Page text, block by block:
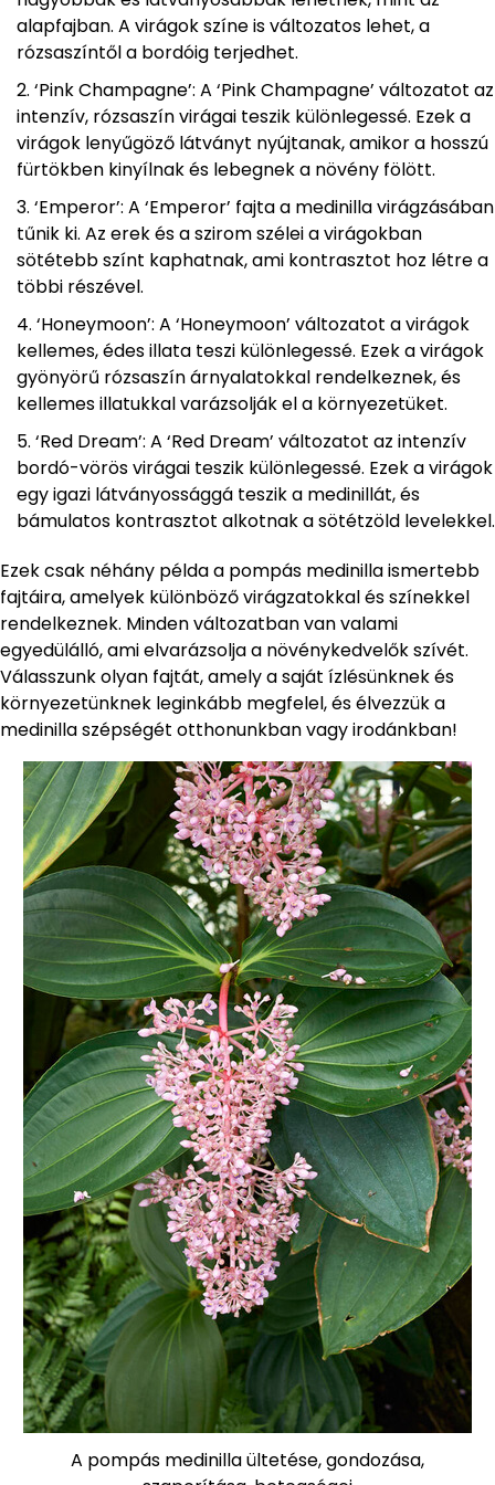
alapfajban. A virágok színe is változatos lehet, a
rózsaszíntől a bordóig terjedhet.
‘Pink Champagne’: A ‘Pink Champagne’ változatot az
intenzív, rózsaszín virágai teszik különlegessé. Ezek a
virágok lenyűgöző látványt nyújtanak, amikor a hosszú
fürtökben kinyílnak és lebegnek a növény fölött.
‘Emperor’: A ‘Emperor’ fajta a medinilla virágzásában
tűnik ki. Az erek és a szirom szélei a virágokban
sötétebb színt kaphatnak, ami kontrasztot hoz létre a
többi részével.
‘Honeymoon’: A ‘Honeymoon’ változatot a virágok
kellemes, édes illata teszi különlegessé. Ezek a virágok
gyönyörű rózsaszín árnyalatokkal rendelkeznek, és
kellemes illatukkal varázsolják el a környezetüket.
‘Red Dream’: A ‘Red Dream’ változatot az intenzív
bordó-vörös virágai teszik különlegessé. Ezek a virágok
egy igazi látványossággá teszik a medinillát, és
bámulatos kontrasztot alkotnak a sötétzöld levelekkel.
Ezek csak néhány példa a pompás medinilla ismertebb
fajtáira, amelyek különböző virágzatokkal és színekkel
rendelkeznek. Minden változatban van valami
egyedülálló, ami elvarázsolja a növénykedvelők szívét.
Válasszunk olyan fajtát, amely a saját ízlésünknek és
környezetünknek leginkább megfelel, és élvezzük a
medinilla szépségét otthonunkban vagy irodánkban!
A pompás medinilla ültetése, gondozása,